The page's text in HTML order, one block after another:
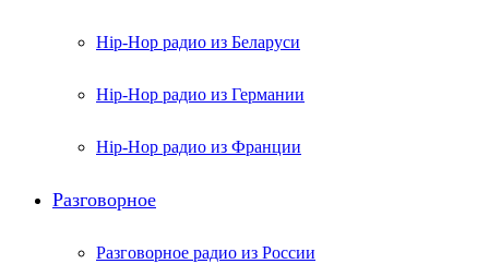
Hip-Hop радио из Беларуси
Hip-Hop радио из Германии
Hip-Hop радио из Франции
Разговорное
Разговорное радио из России